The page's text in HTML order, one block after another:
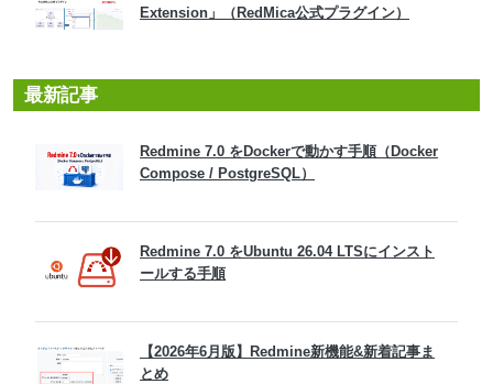
Extension」（RedMica公式プラグイン）
最新記事
Redmine 7.0 をDockerで動かす手順（Docker
Compose / PostgreSQL）
Redmine 7.0 をUbuntu 26.04 LTSにインスト
ールする手順
【2026年6月版】Redmine新機能&新着記事ま
とめ